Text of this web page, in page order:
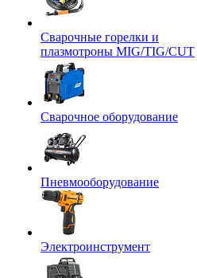
Сварочные горелки и
плазмотроны MIG/TIG/CUT
Сварочное оборудование
Пневмооборудование
Электроинструмент